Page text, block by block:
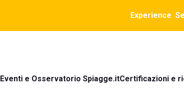
Experience
Eventi e Osservatorio Spiagge.itCertificazioni e